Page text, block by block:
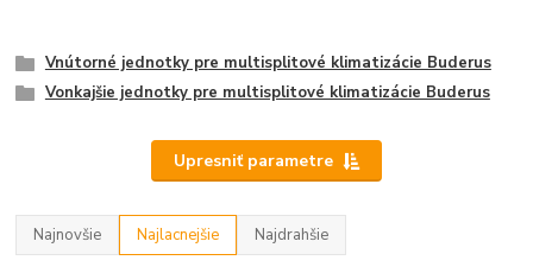
Vnútorné jednotky pre multisplitové klimatizácie Buderus
Vonkajšie jednotky pre multisplitové klimatizácie Buderus
Upresniť parametre
Najnovšie Najlacnejšie Najdrahšie